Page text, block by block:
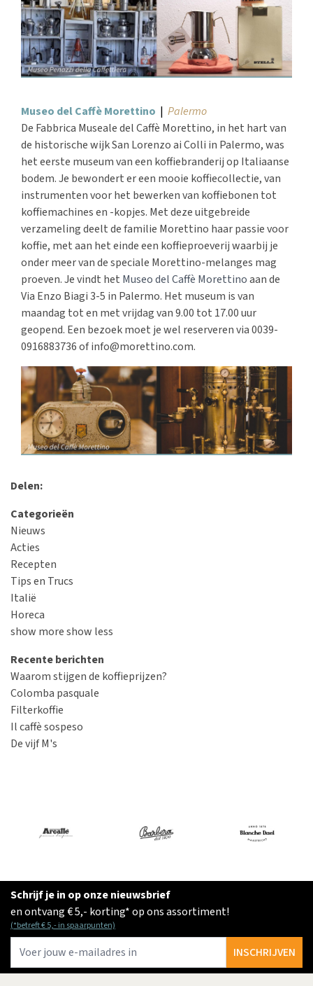
Categorieën
Nieuws
Acties
Recepten
Tips en Trucs
Italië
Horeca
show moreshow less
Recente berichten
Waarom stijgen de koffieprijzen?
Colomba pasquale
Filterkoffie
Il caffè sospeso
De vijf M's
Museo del Caffè Morettino | Palermo
De Fabbrica Museale del Caffè Morettino, in het hart van
de historische wijk San Lorenzo ai Colli in Palermo, was
het eerste museum van een koffiebranderij op Italiaanse
bodem. Je bewondert er een mooie koffiecollectie, van
instrumenten voor het bewerken van koffiebonen tot
koffiemachines en -kopjes. Met deze uitgebreide
verzameling deelt de familie Morettino haar passie voor
koffie, met aan het einde een koffieproeverij waarbij je
onder meer van de speciale Morettino-melanges mag
proeven. Je vindt het Museo del Caffè Morettinoaan de
Via Enzo Biagi 3-5 in Palermo. Het museum is van
maandag tot en met vrijdag van 9.00 tot 17.00 uur
geopend. Een bezoek moet je wel reserveren via 0039-
0916883736 of info@morettino.com.
Delen:
Schrijf je in op onze nieuwsbrief
en ontvang € 5,- korting* op ons assortiment!
(*betreft € 5,- in spaarpunten)
INSCHRIJVEN